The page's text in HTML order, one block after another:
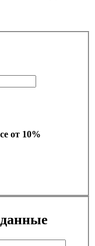
от 10%